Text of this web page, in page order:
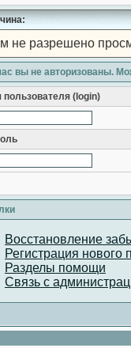
не разрешено
вы не авторизованы.
пользователя (login)
Восстановление
Регистрация нового
Разделы помощи
Связь с